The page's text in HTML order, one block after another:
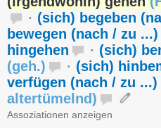
· (sich) begeben
bewegen (nach / zu ...)
hingehen
· (sich)
(geh.) · (sich)
verfügen (nach / zu ...)
altertümelnd)
Assoziationen anzeigen